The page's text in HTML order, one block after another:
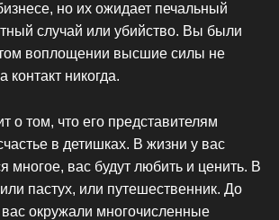
но их ожидает печальный
случай или убийство. Вы были
воплощении высшие силы не
контакт никогда.
о том, что его представителям
в детишках. В жизни у вас
многое, вас будут любить и ценить. В
пастух, или путешественник. До
окружали многочисленные